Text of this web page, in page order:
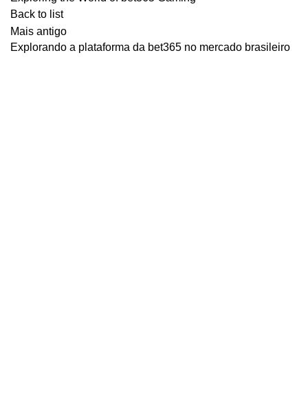
Back to list
Mais antigo
Explorando a plataforma da bet365 no mercado brasileiro